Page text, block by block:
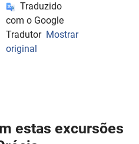
Traduzido
com o Google
Tradutor Mostrar
original
estas excursões